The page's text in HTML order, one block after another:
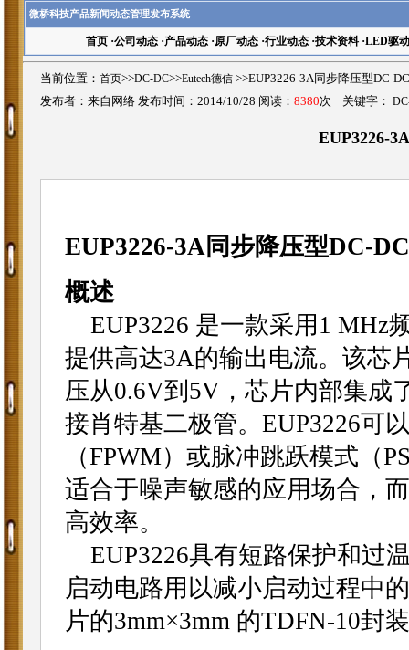
微桥科技产品新闻动态管理发布系统
首页·公司动态·产品动态·原厂动态·行业动态·技术资料·LED驱动
当前位置： 首页>>DC-DC>>Eutech德信 >>EUP3226-3A同步降压型DC-
发布者：来自网络 发布时间：2014/10/28 阅读： 8380次 关键字：
EUP3226-
EUP3226-3A同步降压型DC-
概述
EUP3226 是一款采用1 MHz
提供高达3A的输出电流。该芯
压从0.6V到5V，芯片内部集成
接肖特基二极管。EUP3226可
（FPWM）或脉冲跳跃模式（
适合于噪声敏感的应用场合，
高效率。
EUP3226具有短路保护和过
启动电路用以减小启动过程中
片的3mm×3mm 的TDFN-10封